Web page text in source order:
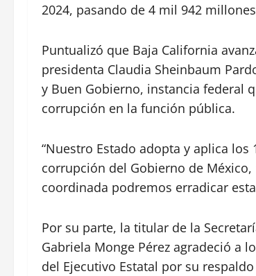
2024, pasando de 4 mil 942
Puntualizó que Baja California
presidenta Claudia Sheinbaum
y Buen Gobierno, instancia federal
corrupción en la función pública.
“Nuestro Estado adopta y aplica
corrupción del Gobierno de
coordinada podremos erradicar
Por su parte, la titular de la
Gabriela Monge Pérez agradeció a
del Ejecutivo Estatal por su